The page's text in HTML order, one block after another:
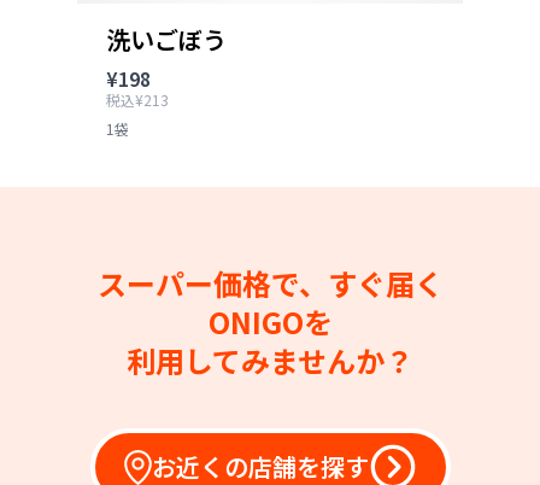
洗いごぼう
¥198
税込¥213
1袋
スーパー価格で、すぐ届く
ONIGOを
利用してみませんか？
お近くの店舗を探す